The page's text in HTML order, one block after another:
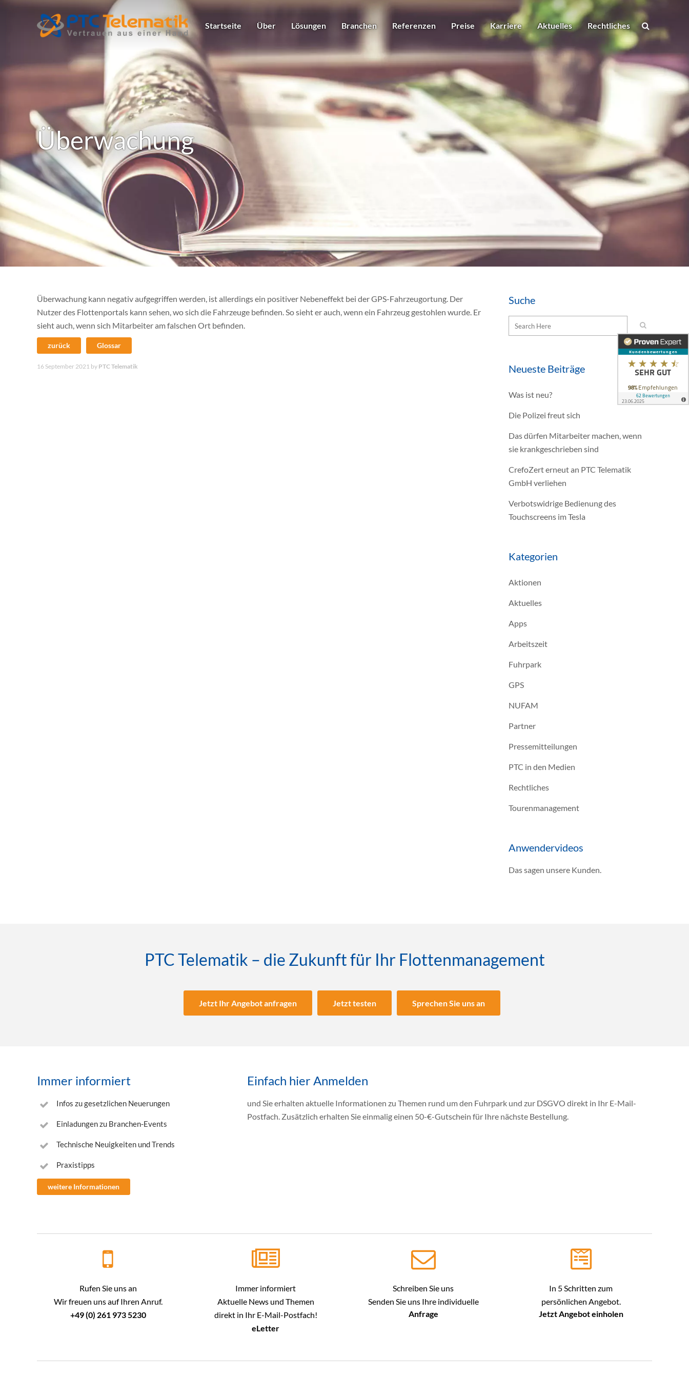
Startseite Über Lösungen Branchen Referenzen Preise Karriere Aktuelles Rechtliches
Überwachung
Überwachung kann negativ aufgegriffen werden, ist allerdings ein positiver Nebeneffekt bei der GPS-Fahrzeugortung. Der
Nutzer des Flottenportals kann sehen, wo sich die Fahrzeuge befinden. So sieht er auch, wenn ein Fahrzeug gestohlen wurde. Er
sieht auch, wenn sich Mitarbeiter am falschen Ort befinden.
zurück Glossar
16 September 2021 by PTC Telematik
Suche
Neueste Beiträge
Was ist neu?
Die Polizei freut sich
Das dürfen Mitarbeiter machen, wenn
sie krankgeschrieben sind
CrefoZert erneut an PTC Telematik
GmbH verliehen
Verbotswidrige Bedienung des
Touchscreens im Tesla
Kategorien
Aktionen
Aktuelles
Apps
Arbeitszeit
Fuhrpark
GPS
NUFAM
Partner
Pressemitteilungen
PTC in den Medien
Rechtliches
Tourenmanagement
Anwendervideos
Das sagen unsere Kunden.
PTC Telematik – die Zukunft für Ihr Flottenmanagement
Jetzt Ihr Angebot anfragen Jetzt testen Sprechen Sie uns an
Immer informiert
Infos zu gesetzlichen Neuerungen
Einladungen zu Branchen-Events
Technische Neuigkeiten und Trends
Praxistipps
weitere Informationen
Einfach hier Anmelden
und Sie erhalten aktuelle Informationen zu Themen rund um den Fuhrpark und zur DSGVO direkt in Ihr E-Mail-
Postfach. Zusätzlich erhalten Sie einmalig einen 50-€-Gutschein für Ihre nächste Bestellung.
Rufen Sie uns an
Wir freuen uns auf Ihren Anruf.
+49 (0) 261 973 5230
Immer informiert
Aktuelle News und Themen
direkt in Ihr E-Mail-Postfach!
eLetter
Schreiben Sie uns
Senden Sie uns Ihre individuelle
Anfrage
In 5 Schritten zum
persönlichen Angebot.
Jetzt Angebot einholen